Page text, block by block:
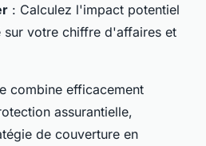
: Calculez l'impact potentiel
votre chiffre d'affaires et
combine efficacement
assurantielle,
de couverture en